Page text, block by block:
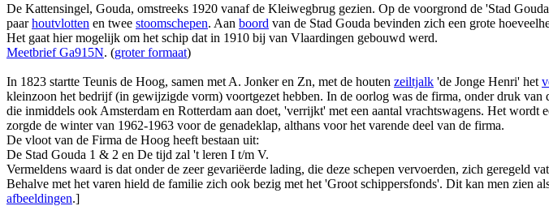
De Kattensingel, Gouda, omstreeks 1920 vanaf de Kleiwegbrug gezien. Op de voorgrond de 'Stad
paarhoutvlotten en twee stoomschepen. Aan boord van de Stad Gouda bevinden zich een grote
Het gaat hier mogelijk om het schip dat in 1910 bij van Vlaardingen gebouwd werd.
Meetbrief Ga915N. (groter formaat)
In 1823 startte Teunis de Hoog, samen met A. Jonker en Zn, met de houten zeiltjalk 'de Jonge Henri' het
kleinzoon het bedrijf (in gewijzigde vorm) voortgezet hebben. In de oorlog was de firma, onder druk
die inmiddels ook Amsterdam en Rotterdam aan doet, 'verrijkt' met een aantal vrachtswagens. Het
zorgde de winter van 1962-1963 voor de genadeklap, althans voor het varende deel van de firma.
De vloot van de Firma de Hoog heeft bestaan uit:
De Stad Gouda 1 & 2 en De tijd zal 't leren I t/m V.
Vermeldens waard is dat onder de zeer gevariëerde lading, die deze schepen vervoerden, zich geregeld
Behalve met het varen hield de familie zich ook bezig met het 'Groot schippersfonds'. Dit kan men zien
afbeeldingen.]